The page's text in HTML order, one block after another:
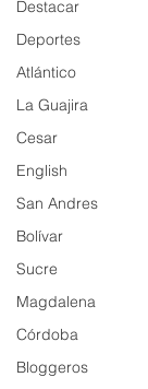
Destacar
Deportes
Atlántico
La Guajira
Cesar
English
San Andres
Bolívar
Sucre
Magdalena
Córdoba
Bloggeros